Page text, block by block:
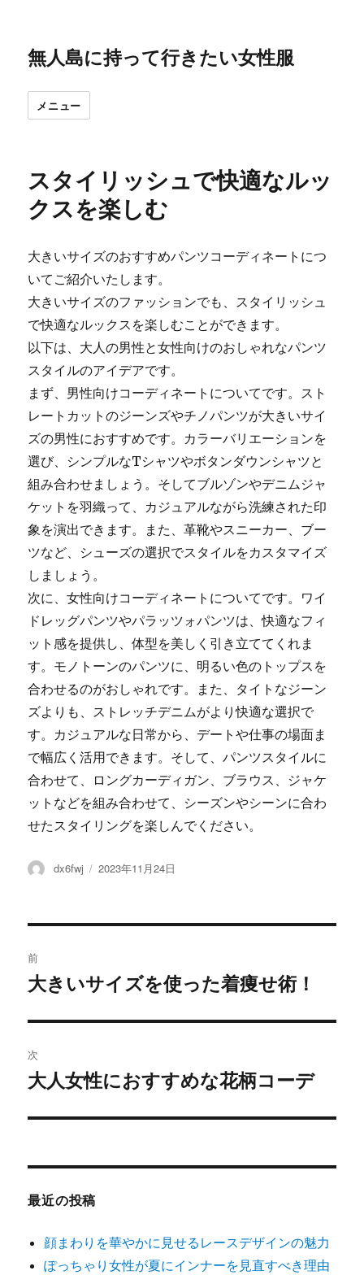
無人島に持って行きたい女性服
メニュー
スタイリッシュで快適なルッ
クスを楽しむ
大きいサイズのおすすめパンツコーディネートにつ
いてご紹介いたします。
大きいサイズのファッションでも、スタイリッシュ
で快適なルックスを楽しむことができます。
以下は、大人の男性と女性向けのおしゃれなパンツ
スタイルのアイデアです。
まず、男性向けコーディネートについてです。スト
レートカットのジーンズやチノパンツが大きいサイ
ズの男性におすすめです。カラーバリエーションを
選び、シンプルなTシャツやボタンダウンシャツと
組み合わせましょう。そしてブルゾンやデニムジャ
ケットを羽織って、カジュアルながら洗練された印
象を演出できます。また、革靴やスニーカー、ブー
ツなど、シューズの選択でスタイルをカスタマイズ
しましょう。
次に、女性向けコーディネートについてです。ワイ
ドレッグパンツやパラッツォパンツは、快適なフィ
ット感を提供し、体型を美しく引き立ててくれま
す。モノトーンのパンツに、明るい色のトップスを
合わせるのがおしゃれです。また、タイトなジーン
ズよりも、ストレッチデニムがより快適な選択で
す。カジュアルな日常から、デートや仕事の場面ま
で幅広く活用できます。そして、パンツスタイルに
合わせて、ロングカーディガン、ブラウス、ジャケ
ットなどを組み合わせて、シーズンやシーンに合わ
せたスタイリングを楽しんでください。
投
dx6fwj
投
2023年11月24日
稿
ビ
ゲ
ー
前
過
の
投
稿:
大きいサイズを使った着痩せ術！
次
次
投
大人女性におすすめな花柄コーデ
最近の投稿
顔まわりを華やかに見せるレースデザインの魅力
ぽっちゃり女性が夏にインナーを見直すべき理由